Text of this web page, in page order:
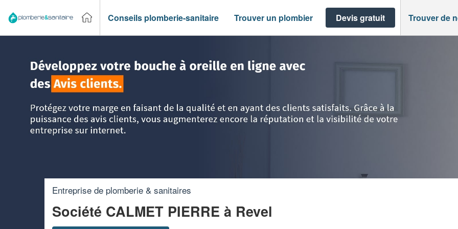
Conseils plomberie-sanitaire Trouver un plombier Devis gratuit Trouver de
Entreprise de plomberie & sanitaires
Société CALMET PIERRE à Revel